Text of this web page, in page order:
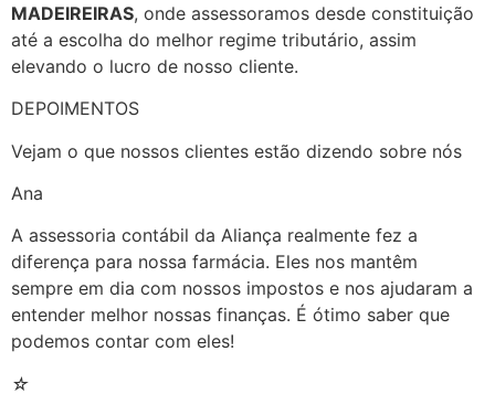
MADEIREIRAS, onde assessoramos desde constituição
até a escolha do melhor regime tributário, assim
elevando o lucro de nosso cliente.
DEPOIMENTOS
Vejam o que nossos clientes estão dizendo sobre nós
Ana
A assessoria contábil da Aliança realmente fez a
diferença para nossa farmácia. Eles nos mantêm
sempre em dia com nossos impostos e nos ajudaram a
entender melhor nossas finanças. É ótimo saber que
podemos contar com eles!
☆